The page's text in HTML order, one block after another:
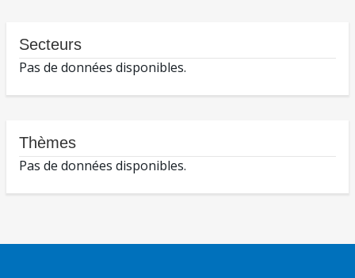
Secteurs
Pas de données disponibles.
Thèmes
Pas de données disponibles.